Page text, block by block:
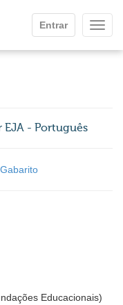
Entrar
EJA - Português
Educacionais)